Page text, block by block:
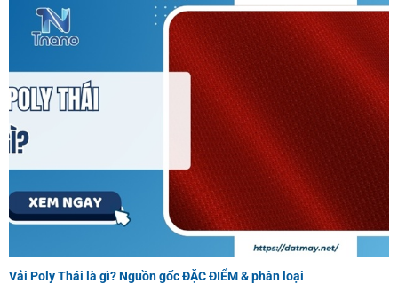
Vải Poly Thái là gì? Nguồn gốc ĐẶC ĐIỂM & phân loại